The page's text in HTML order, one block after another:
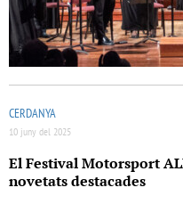
CERDANYA
10 juny del 2025
El Festival Motorsport
novetats destacades